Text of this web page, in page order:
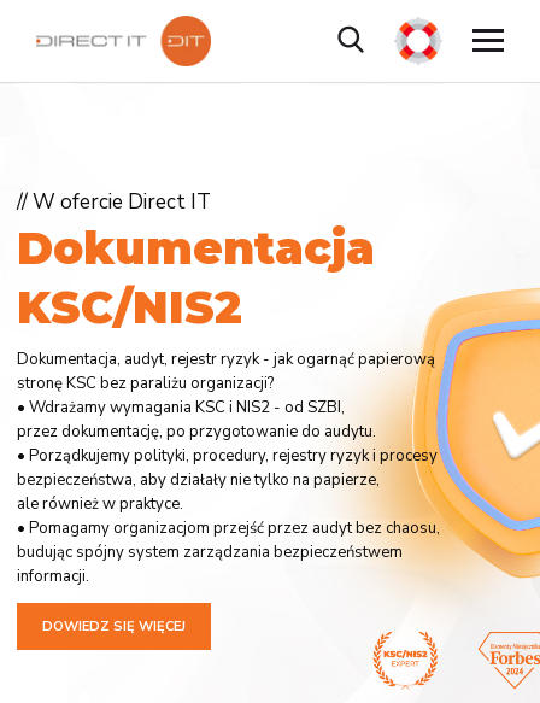
Dokumentacja
KSC/NIS2
Dokumentacja, audyt, rejestr ryzyk - jak ogarnąć papierową
stronę KSC bez paraliżu organizacji?
• Wdrażamy wymagania KSC i NIS2 - od SZBI,
przez dokumentację, po przygotowanie do audytu.
• Porządkujemy polityki, procedury, rejestry ryzyk i procesy
bezpieczeństwa, aby działały nie tylko na papierze,
ale również w praktyce.
• Pomagamy organizacjom przejść przez audyt bez chaosu,
budując spójny system zarządzania bezpieczeństwem
informacji.
// W ofercie Direct IT
DOWIEDZ SIĘ WIĘCEJ